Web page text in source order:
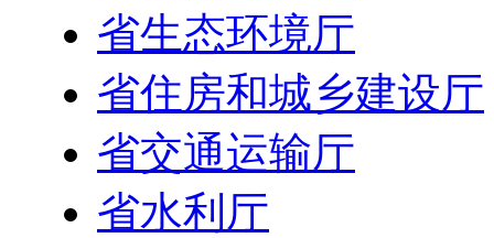
省生态环境厅
省住房和城乡建设厅
省交通运输厅
省水利厅